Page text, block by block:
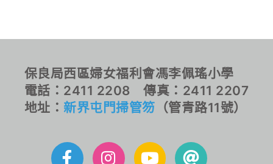
保良局西區婦女福利會馮李佩瑤小學
電話：2411 2208 傳真：2411 2207
地址： 新界屯門掃管笏 （管青路11號）